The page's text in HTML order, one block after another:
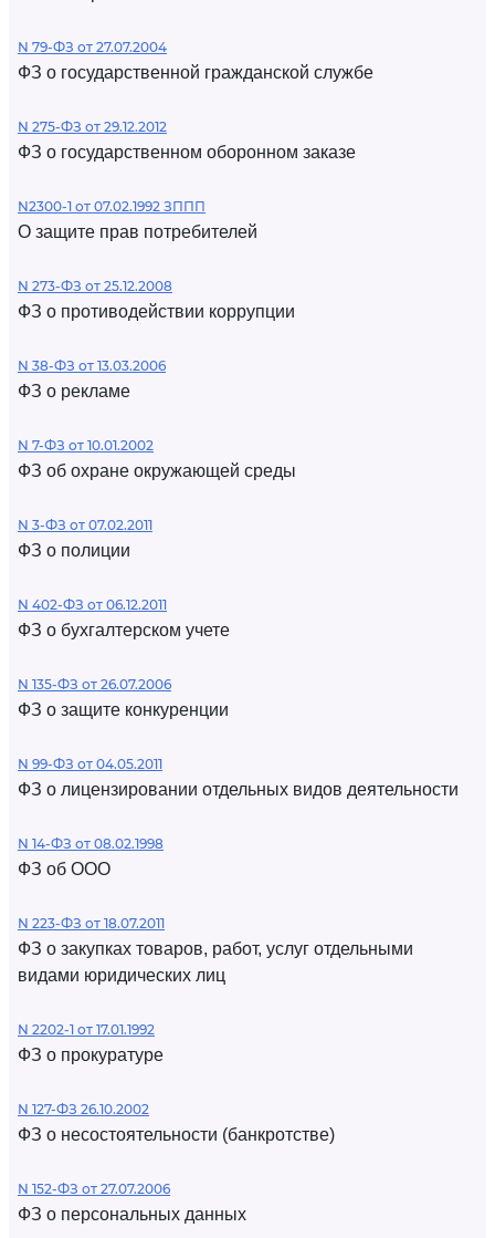
N 79-ФЗ от 27.07.2004
ФЗ о государственной гражданской службе
N 275-ФЗ от 29.12.2012
ФЗ о государственном оборонном заказе
N2300-1 от 07.02.1992 ЗППП
О защите прав потребителей
N 273-ФЗ от 25.12.2008
ФЗ о противодействии коррупции
N 38-ФЗ от 13.03.2006
ФЗ о рекламе
N 7-ФЗ от 10.01.2002
ФЗ об охране окружающей среды
N 3-ФЗ от 07.02.2011
ФЗ о полиции
N 402-ФЗ от 06.12.2011
ФЗ о бухгалтерском учете
N 135-ФЗ от 26.07.2006
ФЗ о защите конкуренции
N 99-ФЗ от 04.05.2011
ФЗ о лицензировании отдельных видов деятельности
N 14-ФЗ от 08.02.1998
ФЗ об ООО
N 223-ФЗ от 18.07.2011
ФЗ о закупках товаров, работ, услуг отдельными
видами юридических лиц
N 2202-1 от 17.01.1992
ФЗ о прокуратуре
N 127-ФЗ 26.10.2002
ФЗ о несостоятельности (банкротстве)
N 152-ФЗ от 27.07.2006
ФЗ о персональных данных